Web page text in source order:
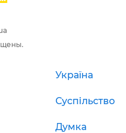
Україна
Суспільство
Думка